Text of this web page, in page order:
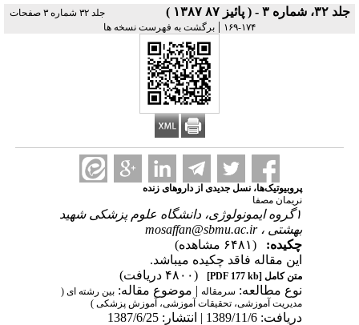
جلد ۳۲، شماره ۳ - ( پائیز ۸۷ ۱۳۸۷ )
جلد ۳۲ شماره ۳ صفحات
۱۷۴-۱۶۹
| برگشت به فهرست نسخه ها
پروبیوتیک‌ها، نسل جدیدی از داروهای زنده
نریمان مصفا
۱گروه ایمونولوژی، دانشگاه علوم پزشکی شهید
بهشتی ،mosaffan@sbmu.ac.ir
چکیده:
(۶۴۸۱ مشاهده)
این مقاله فاقد چکیده می​باشد.
متن کامل[PDF 177 kb]
(۴۸۰۰ دریافت)
نوع مطالعه: سرمقاله| موضوع مقاله: بین رشته ای (
مدیریت آموزشی، تحقیقات آموزشی، آموزش پزشکی )
دریافت: 1389/11/6 | انتشار: 1387/6/25